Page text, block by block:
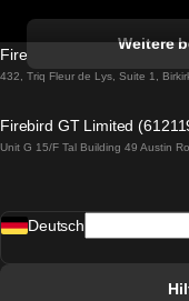
Züge
Weitere
Firebird GT Limited (OC
432, Triq Fleur de Lys, Suite 1,
Firebird GT Limited
Unit G 15/F Tal Building 49 Austin
Deutsch